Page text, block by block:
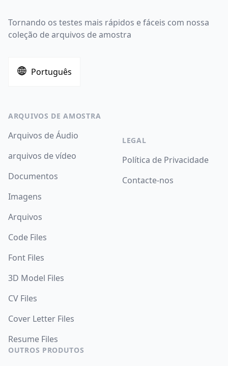
Tornando os testes mais rápidos e fáceis com nossa
coleção de arquivos de amostra
Português
ARQUIVOS DE AMOSTRA
Arquivos de Áudio
arquivos de vídeo
Documentos
Imagens
Arquivos
Code Files
Font Files
3D Model Files
CV Files
Cover Letter Files
Resume Files
OUTROS PRODUTOS
LEGAL
Política de Privacidade
Contacte-nos